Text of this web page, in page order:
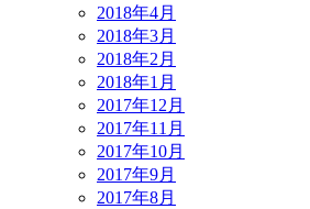
2018年4月
2018年3月
2018年2月
2018年1月
2017年12月
2017年11月
2017年10月
2017年9月
2017年8月